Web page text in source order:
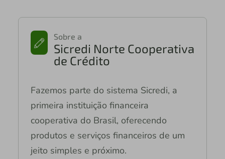
Sobre a
Sicredi Norte Cooperativa
de Crédito
Fazemos parte do sistema Sicredi, a
primeira instituição financeira
cooperativa do Brasil, oferecendo
produtos e serviços financeiros de um
jeito simples e próximo.